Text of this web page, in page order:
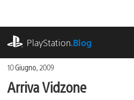
contenuto
PlayStation.Blog
10 Giugno, 2009
Arriva Vidzone